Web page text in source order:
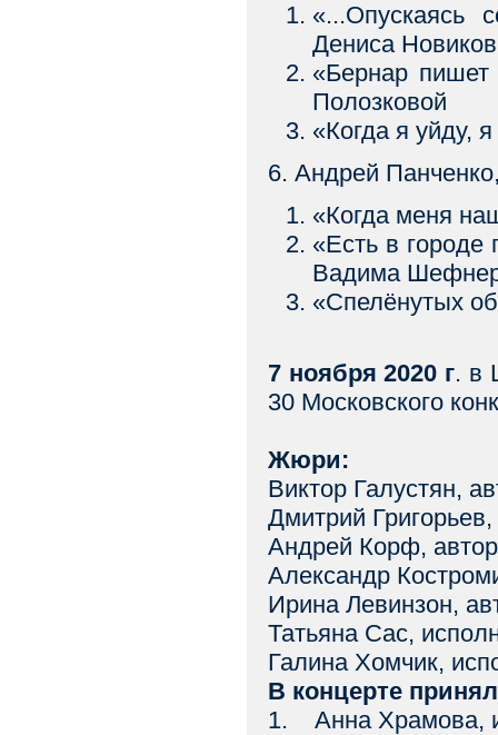
Дениса
«Бернар
Полозковой
«Когда я уйду,
6. Андрей
«Когда меня
«Есть в
Вадима
«Спелёнутых
7 ноября 2020 г. в
30 Московского
Жюри:
Виктор Галустян,
Дмитрий
Андрей Корф,
Александр
Ирина Левинзон,
Татьяна Сас,
Галина Хомчик,
В концерте
1. Анна Храмова,